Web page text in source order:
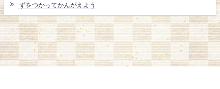
ずをつかってかんがえよう